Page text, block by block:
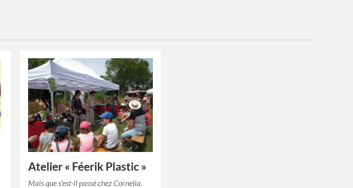
Atelier « Féerik Plastic »
Mais que s’est-il passé chez Cornelia,